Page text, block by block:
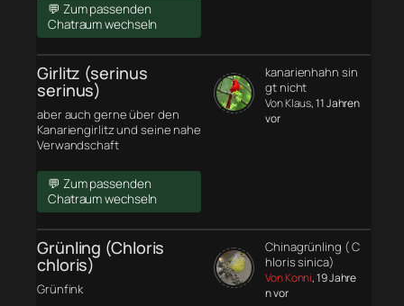
💬 Zum passenden
Chatraum wechseln
Girlitz (serinus
serinus)
aber auch gerne über den
Kanariengirlitz und seine nahe
Verwandschaft
💬 Zum passenden
Chatraum wechseln
kanarienhahn sin
gt nicht
Von Klaus, 11 Jahren
vor
Grünling (Chloris
chloris)
Grünfink
Chinagrünling ( C
hloris sinica)
Von Konni, 19 Jahre
n vor